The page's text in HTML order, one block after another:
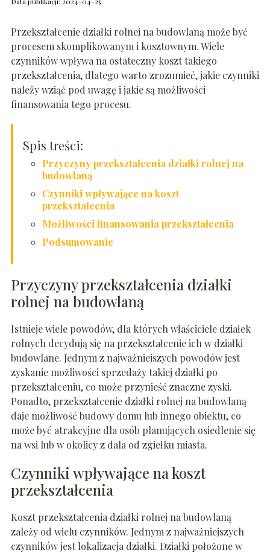
Przekształcenie działki rolnej na budowlaną może być
procesem skomplikowanym i kosztownym. Wiele
czynników wpływa na ostateczny koszt takiego
przekształcenia, dlatego warto zrozumieć, jakie czynniki
należy wziąć pod uwagę i jakie są możliwości
finansowania tego procesu.
Spis treści:
Przyczyny przekształcenia działki rolnej na
budowlaną
Czynniki wpływające na koszt
przekształcenia
Możliwości finansowania przekształcenia
Podsumowanie
Przyczyny przekształcenia działki
rolnej na budowlaną
Istnieje wiele powodów, dla których właściciele działek
rolnych decydują się na przekształcenie ich w działki
budowlane. Jednym z najważniejszych powodów jest
zyskanie możliwości sprzedaży takiej działki po
przekształceniu, co może przynieść znaczne zyski.
Ponadto, przekształcenie działki rolnej na budowlaną
daje możliwość budowy domu lub innego obiektu, co
może być atrakcyjne dla osób planujących osiedlenie się
na wsi lub w okolicy z dala od zgiełku miasta.
Czynniki wpływające na koszt
przekształcenia
Koszt przekształcenia działki rolnej na budowlaną
zależy od wielu czynników. Jednym z najważniejszych
czynników jest lokalizacja działki. Działki położone w